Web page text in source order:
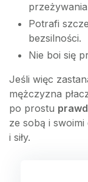
Potrafi
bezsilności.
Nie boi się
Jeśli więc
mężczyzna
po prostu
ze sobą i swoimi
i siły.